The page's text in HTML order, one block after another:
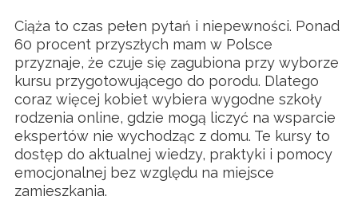
Ciąża to czas pełen pytań i niepewności. Ponad
60 procent przyszłych mam w Polsce
przyznaje, że czuje się zagubiona przy wyborze
kursu przygotowującego do porodu. Dlatego
coraz więcej kobiet wybiera wygodne szkoły
rodzenia online, gdzie mogą liczyć na wsparcie
ekspertów nie wychodząc z domu. Te kursy to
dostęp do aktualnej wiedzy, praktyki i pomocy
emocjonalnej bez względu na miejsce
zamieszkania.